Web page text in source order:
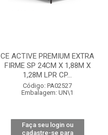
CE ACTIVE PREMIUM EXTRA
FIRME SP 24CM X 1,88M X
1,28M LPR CP...
Código: PA02527
Embalagem: UN\1
Faça seu login ou
cadastre-se para